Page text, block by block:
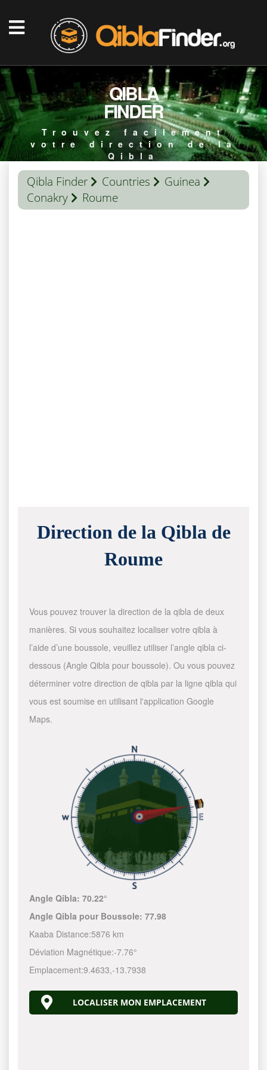
QIBLA
FINDER
Trouvez facilement
votre direction de la
Qibla
Qibla Finder Countries
Guinea
Conakry
Roume
Direction de la Qibla de
Roume
Vous pouvez trouver la direction de la qibla de deux
manières. Si vous souhaitez localiser votre qibla à
l’aide d’une boussole, veuillez utiliser l’angle qibla ci-
dessous (Angle Qibla pour boussole). Ou vous pouvez
déterminer votre direction de qibla par la ligne qibla qui
vous est soumise en utilisant l'application Google
Maps.
Angle Qibla:70.22°
Angle Qibla pour Boussole:77.98
Kaaba Distance:5876 km
Déviation Magnétique:-7.76°
Emplacement:9.4633,-13.7938
LOCALISER MON EMPLACEMENT